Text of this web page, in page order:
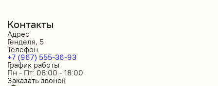
Контакты
Адрес
Генделя, 5
Телефон
+7 (967) 555-36-93
График работы
Пн - Пт: 08:00 - 18:00
Заказать звонок